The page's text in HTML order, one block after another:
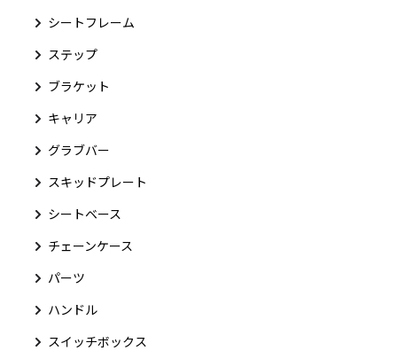
シートフレーム
ステップ
ブラケット
キャリア
グラブバー
スキッドプレート
シートベース
チェーンケース
パーツ
ハンドル
スイッチボックス